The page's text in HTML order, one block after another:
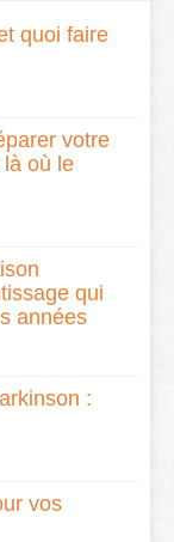
quoi faire
votre
où le
qui
années
:
vos